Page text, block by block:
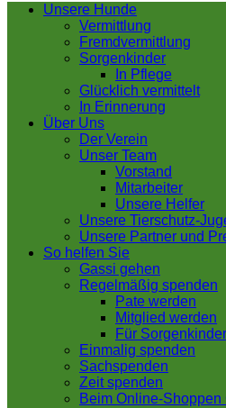
Unsere Hunde
Vermittlung
Fremdvermittlung
Sorgenkinder
In Pflege
Glücklich vermittelt
In Erinnerung
Über Uns
Der Verein
Unser Team
Vorstand
Mitarbeiter
Unsere Helfer
Unsere Tierschutz-
Unsere Partner und
So helfen Sie
Gassi gehen
Regelmäßig spenden
Pate werden
Mitglied werden
Für
Einmalig spenden
Sachspenden
Zeit spenden
Beim Online-Shoppen